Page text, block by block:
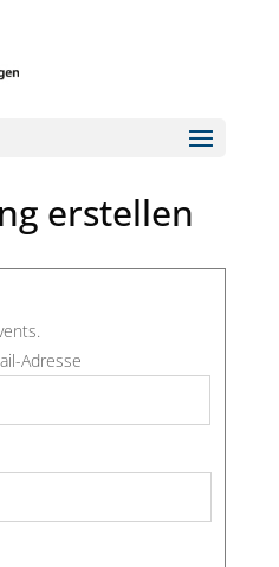
erstellen
Adresse